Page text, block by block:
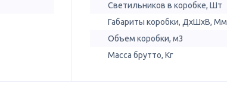
Светильников в коробке, Шт
Габариты коробки, ДхШхВ, Мм
Объем коробки, м3
Масса брутто, Кг